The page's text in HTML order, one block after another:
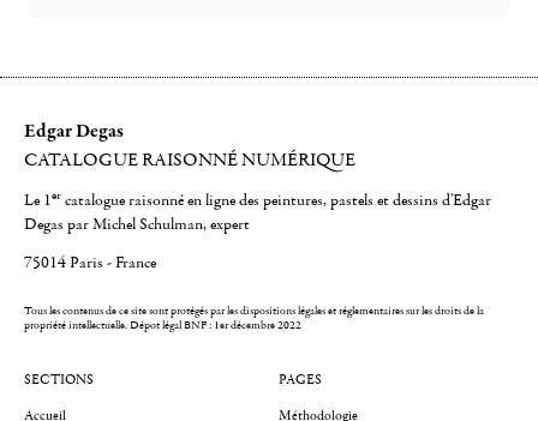
Edgar Degas
CATALOGUE RAISONNÉ NUMÉRIQUE
Le 1er catalogue raisonné en ligne des peintures, pastels et dessins d'Edgar
Degas par Michel Schulman, expert
75014 Paris - France
Tous les contenus de ce site sont protégés par les dispositions légales et réglementaires sur les droits de la
propriété intellectuelle.Dépot légal BNF : 1er décembre 2022
SECTIONS
Accueil
PAGES
Méthodologie